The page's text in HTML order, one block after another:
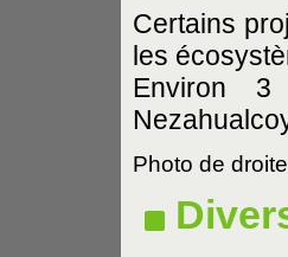
Certains
les
Environ 3
Photo de